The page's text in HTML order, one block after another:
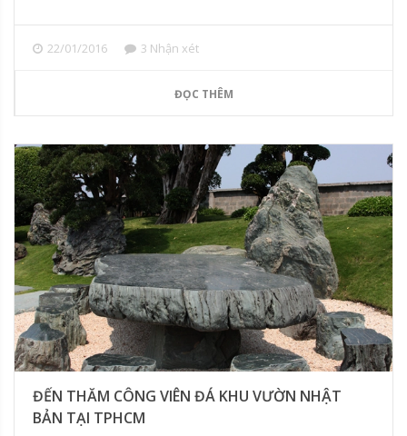
22/01/2016 3 Nhận xét
ĐỌC THÊM
ĐẾN THĂM CÔNG VIÊN ĐÁ KHU VƯỜN NHẬT
BẢN TẠI TPHCM